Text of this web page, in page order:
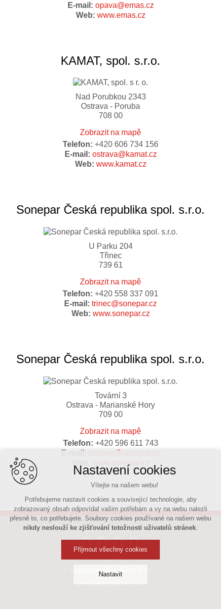
E-mail: opava@emas.cz
Web: www.emas.cz
KAMAT, spol. s.r.o.
Nad Porubkou 2343
Ostrava - Poruba
708 00
Zobrazit na mapě
Telefon: +420 606 734 156
E-mail: ostrava@kamat.cz
Web: www.kamat.cz
Sonepar Česká republika spol. s.r.o.
U Parku 204
Třinec
739 61
Zobrazit na mapě
Telefon: +420 558 337 091
E-mail: trinec@sonepar.cz
Web: www.sonepar.cz
Sonepar Česká republika spol. s.r.o.
Tovární 3
Ostrava - Marianské Hory
709 00
Zobrazit na mapě
Telefon: +420 596 611 743
E-mail:
ostrava@sonepar.cz
www.sonepar.cz
© Copyright 2026 ARKYS s.r.o.
VYTVOŘIL XART.CZ
Nastavení cookies
Vítejte na našem webu!
Potřebujeme nastavit cookies a související technologie, aby
zobrazovaný obsah odpovídal vašim potřebám a vy na webu nalezli
přesně to, co potřebujete. Soubory cookies používané na našem webu
nikdy neslouží ke zjišťování totožnosti uživatelů stránek.
Přijmout všechny cookies
Nastavit